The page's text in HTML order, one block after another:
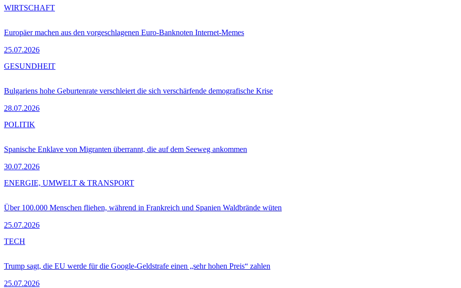
Europäer machen aus den vorgeschlagenen Euro-Banknoten Internet-Memes
25.07.2026
WIRTSCHAFT
Bulgariens hohe Geburtenrate verschleiert die sich verschärfende demografische Krise
28.07.2026
GESUNDHEIT
Spanische Enklave von Migranten überrannt, die auf dem Seeweg ankommen
30.07.2026
POLITIK
Über 100.000 Menschen fliehen, während in Frankreich und Spanien Waldbrände wüten
25.07.2026
ENERGIE, UMWELT & TRANSPORT
Trump sagt, die EU werde für die Google-Geldstrafe einen „sehr hohen Preis“ zahlen
25.07.2026
TECH